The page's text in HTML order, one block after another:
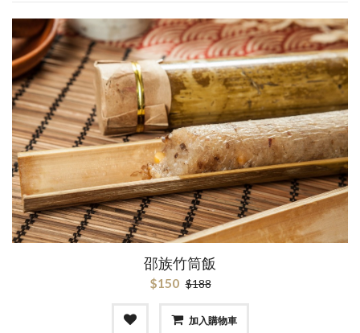
邵族竹筒飯
$150 $188
加入購物車